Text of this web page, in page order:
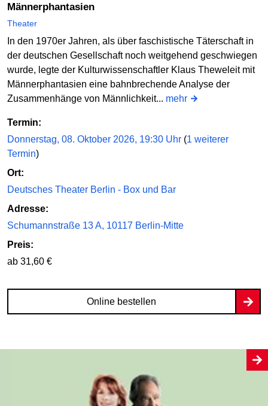
Männerphantasien
Theater
In den 1970er Jahren, als über faschistische Täterschaft in
der deutschen Gesellschaft noch weitgehend geschwiegen
wurde, legte der Kulturwissenschaftler Klaus Theweleit mit
Männerphantasien eine bahnbrechende Analyse der
Zusammenhänge von Männlichkeit... mehr
Termin:
Donnerstag, 08. Oktober 2026, 19:30 Uhr (1 weiterer
Termin)
Ort:
Deutsches Theater Berlin - Box und Bar
Adresse:
Schumannstraße 13 A, 10117 Berlin-Mitte
Preis:
ab 31,60 €
Online bestellen